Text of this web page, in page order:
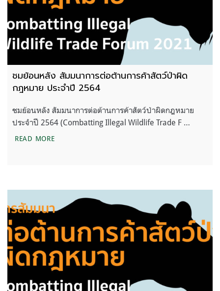
ชมย้อนหลัง สัมมนาการต่อต้านการค้าสัตว์ป่าผิด
กฎหมาย ประจำปี 2564
ชมย้อนหลัง สัมมนาการต่อต้านการค้าสัตว์ป่าผิดกฎหมาย
ประจำปี 2564 (Combatting Illegal Wildlife Trade F …
READ MOREชมย้อนหลัง สัมมนาการต่อต้านการค้าสัตว์ป่าผิดกฎหม